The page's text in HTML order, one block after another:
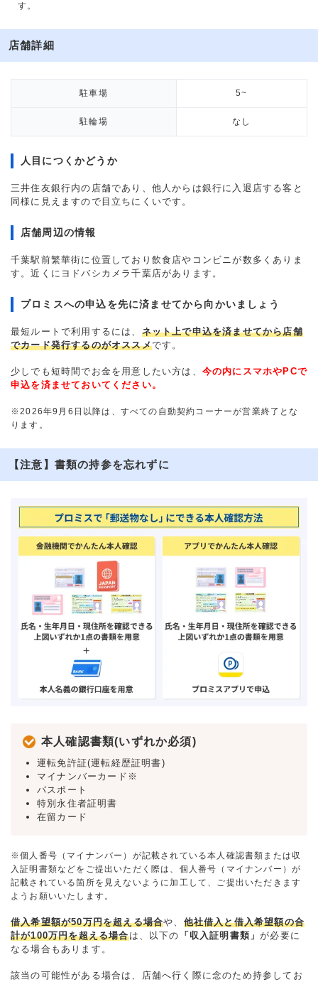
す。
店舗詳細
駐車場 5~
駐輪場 なし
人目につくかどうか
三井住友銀行内の店舗であり、他人からは銀行に入退店する客と
同様に見えますので目立ちにくいです。
店舗周辺の情報
千葉駅前繁華街に位置しており飲食店やコンビニが数多くありま
す。近くにヨドバシカメラ千葉店があります。
プロミスへの申込を先に済ませてから向かいましょう
最短ルートで利用するには、 ネット上で申込を済ませてから店舗
でカード発行するのがオススメです。
少しでも短時間でお金を用意したい方は、 今の内にスマホやPCで
申込を済ませておいてください。
※2026年9月6日以降は、すべての自動契約コーナーが営業終了とな
ります。
【注意】書類の持参を忘れずに
本人確認書類(いずれか必須)
運転免許証(運転経歴証明書)
マイナンバーカード※
パスポート
特別永住者証明書
在留カード
※個人番号（マイナンバー）が記載されている本人確認書類または収
入証明書類などをご提出いただく際は、個人番号（マイナンバー）が
記載されている箇所を見えないように加工して、ご提出いただきます
ようお願いいたします。
借入希望額が50万円を超える場合や、 他社借入と借入希望額の合
計が100万円を超える場合は、以下の 「収入証明書類」が必要に
なる場合もあります。
該当の可能性がある場合は、店舗へ行く際に念のため持参してお